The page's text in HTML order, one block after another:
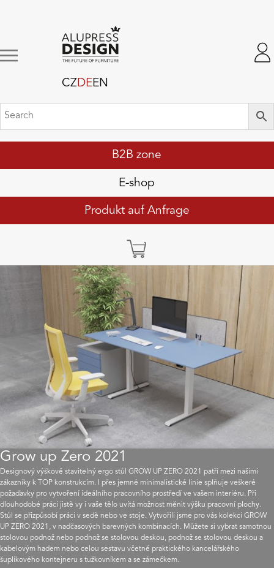
B2B zone
E-shop
Produkt auf Anfrage
CZDEEN
Grow up Zero 2021
Designový výškově stavitelný ergo stůl GROW UP ZERO 2021 patří mezi našimi
zákazníky k TOP konstrukcím. I přes jemné minimalistické linie splňuje veškeré
požadavky pro vytvoření ideálního pracovního prostředí ve vašem interiéru. Při
dlouhodobé práci jistě vy i vaše tělo uvítá možnost měnit výšku pracovní plochy.
Stůl se přizpůsobí práci v sedě nebo ve stoje. Vytvořili jsme pro vás kolekci GROW
UP ZERO 2021, v nadčasových barevných kombinacích. Můžete si vybrat samotnou
stolovou podnož nebo podnož se stolovou deskou, podnož se stolovou deskou a
kabelovým hadem nebo celou sestavu včetně praktického kancelářského
šuplíkového kontejneru s tužkovníkem a se zámečkem.